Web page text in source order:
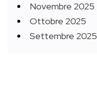
Novembre 2025
Ottobre 2025
Settembre 2025